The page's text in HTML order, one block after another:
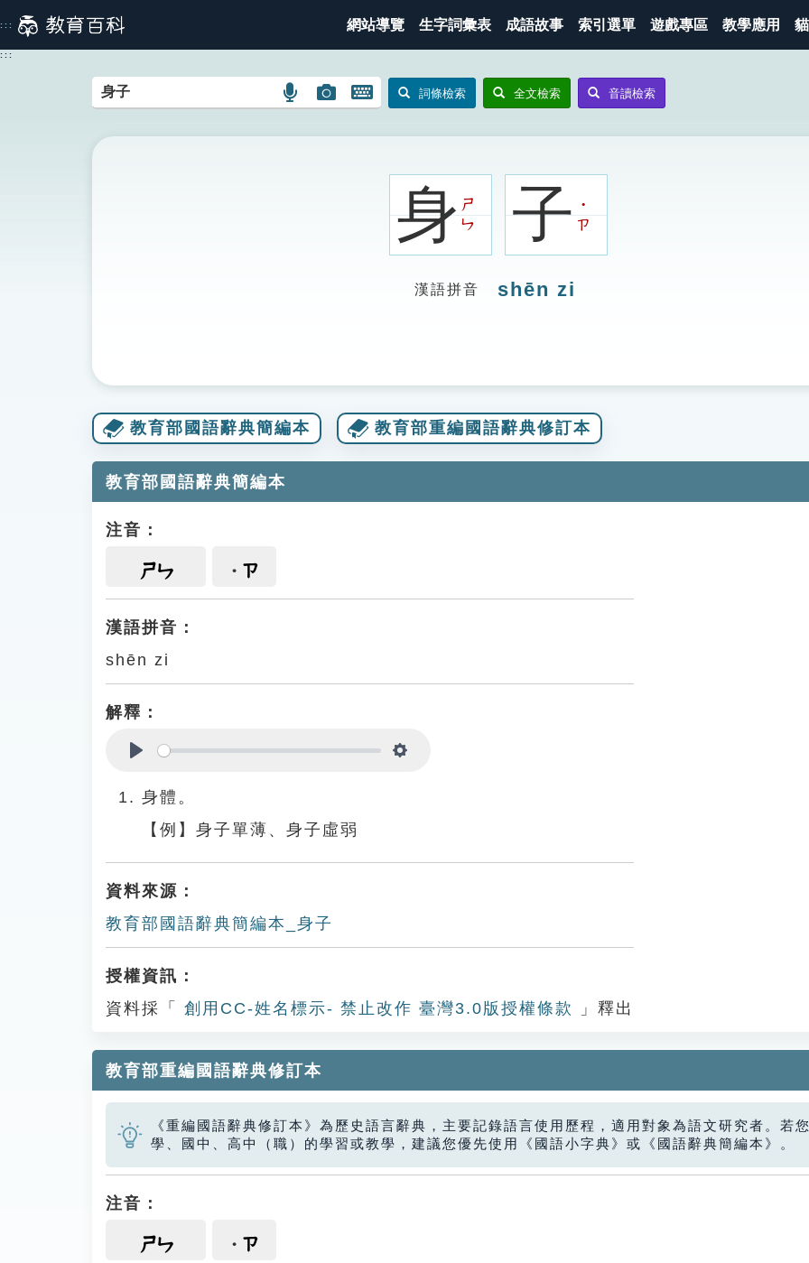
到
主
::: 網站導覽 生字詞彙表 成語故事 索引選單 遊戲專區 教學應用
:::
語
搜
圖
搜
開
鍵
詞條檢索 全文檢索 音讀檢索
身ㄕ
ㄣ
子 ˙
ㄗ
漢語拼音 shēn zi
教育部國語辭典簡編本 教育部重編國語辭典修訂本
教育部國語辭典簡編本
注音：
ㄕㄣ ㄗ
漢語拼音：
shēn zi
解釋：
身體。
【例】身子單薄、身子虛弱
資料來源：
教育部國語辭典簡編本_身子
授權資訊：
資料採「
創用CC-姓名標示- 禁止改作 臺灣3.0版授權條款 」釋出
教育部重編國語辭典修訂本
《重編國語辭典修訂本》為歷史語言辭典，主要記錄語言使用歷程，適用對象為語文研究者。若
學、國中、高中（職）的學習或教學，建議您優先使用《國語小字典》或《國語辭典簡編本》。
注音：
ㄕㄣ ㄗ